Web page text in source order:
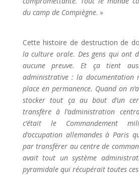
du camp de Compiègne. »
Cette histoire de destruction de
la culture orale. Des gens qui ont
aucune preuve. Et ça tient
administrative : la documentation
place en permanence. Quand on
stocker tout ça au bout d’un
transfère à l’administration
c’était le Commandement
d’occupation allemandes à Paris
par transférer au centre de
avait tout un système
pyramidale qui récupérait toutes